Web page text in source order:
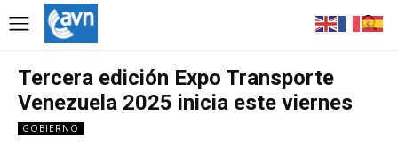
Tercera edición Expo Transporte
Venezuela 2025 inicia este viernes
GOBIERNO